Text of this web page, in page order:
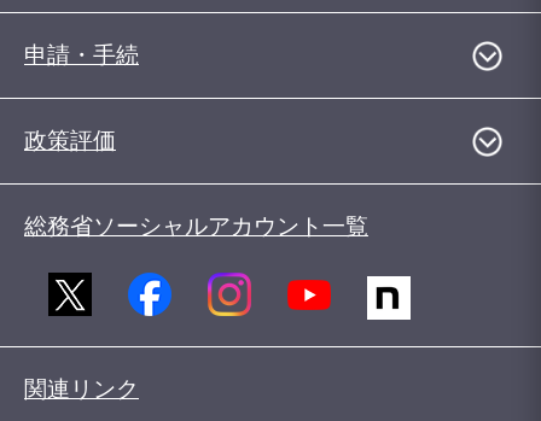
申請・手続
政策評価
総務省ソーシャルアカウント一覧
関連リンク